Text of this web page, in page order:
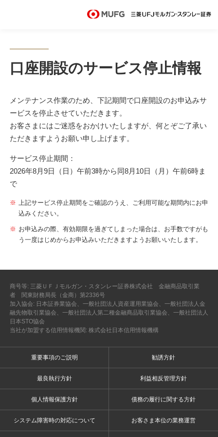
MUFG 世界が進むチカラになる。 三菱ＵＦＪモル
口座開設のサービス停止情報
メンテナンス作業のため、下記期間で口座開設のお申込みサ
ービスを停止させていただきます。
お客さまにはご迷惑をおかけいたしますが、何とぞご了承い
ただきますようお願い申し上げます。
サービス停止期間：
2026年8月9日（日）午前3時から同8月10日（月）午前6時ま
で
上記サービス停止期間をご確認のうえ、ご利用可能な期間内にお申
込みください。
お申込みの際、有効期限を過ぎてしまった場合は、お手数ですがも
う一度はじめからお申込みいただきますようお願いいたします。
商号等: 三菱ＵＦＪモルガン・スタンレー証券株式会社 金融商品取引業
者 関東財務局長（金商）第2336号
加入協会: 日本証券業協会、一般社団法人資産運用業協会、一般社団法人金
融先物取引業協会、一般社団法人第二種金融商品取引業協会、一般社団法人
日本STO協会
当社が加盟する信用情報機関: 株式会社日本信用情報機構
重要事項のご説明 勧誘方針
最良執行方針 利益相反管理方針
個人情報保護方針 債務の履行に関する方針
システム障害時の対応について お客さま本位の業務運営